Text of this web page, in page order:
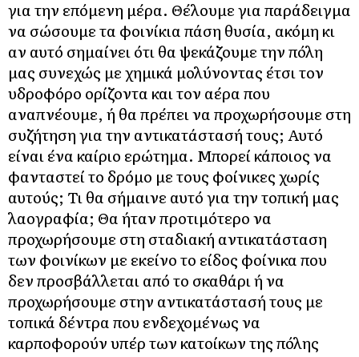
για την επόμενη μέρα. Θέλουμε για παράδειγμα
να σώσουμε τα φοινίκια πάση θυσία, ακόμη κι
αν αυτό σημαίνει ότι θα ψεκάζουμε την πόλη
μας συνεχώς με χημικά μολύνοντας έτσι τον
υδροφόρο ορίζοντα και τον αέρα που
αναπνέουμε, ή θα πρέπει να προχωρήσουμε στη
συζήτηση για την αντικατάστασή τους; Αυτό
είναι ένα καίριο ερώτημα. Μπορεί κάποιος να
φανταστεί το δρόμο με τους φοίνικες χωρίς
αυτούς; Τι θα σήμαινε αυτό για την τοπική μας
λαογραφία; Θα ήταν προτιμότερο να
προχωρήσουμε στη σταδιακή αντικατάσταση
των φοινίκων με εκείνο το είδος φοίνικα που
δεν προσβάλλεται από το σκαθάρι ή να
προχωρήσουμε στην αντικατάστασή τους με
τοπικά δέντρα που ενδεχομένως να
καρποφορούν υπέρ των κατοίκων της πόλης